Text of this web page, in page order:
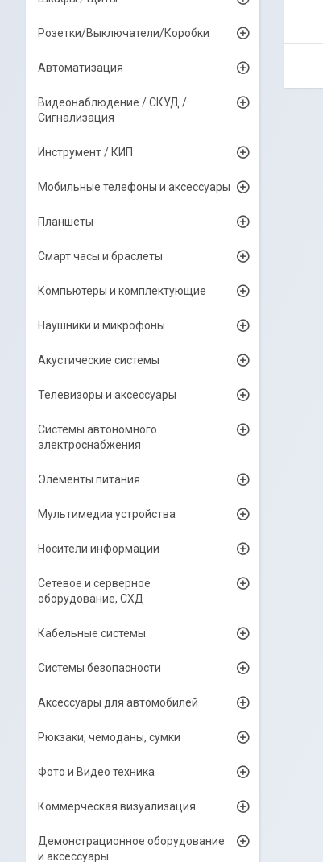
Розетки/Выключатели/Коробки
Автоматизация
Видеонаблюдение / СКУД /
Сигнализация
Инструмент / КИП
Мобильные телефоны и аксессуары
Планшеты
Смарт часы и браслеты
Компьютеры и комплектующие
Наушники и микрофоны
Акустические системы
Телевизоры и аксессуары
Системы автономного
электроснабжения
Элементы питания
Мультимедиа устройства
Носители информации
Сетевое и серверное
оборудование, СХД
Кабельные системы
Системы безопасности
Аксессуары для автомобилей
Рюкзаки, чемоданы, сумки
Фото и Видео техника
Коммерческая визуализация
Демонстрационное оборудование
и аксессуары